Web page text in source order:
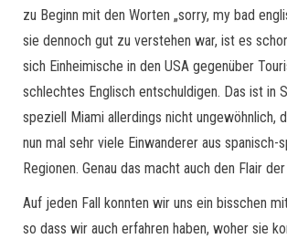
zu Beginn mit den Worten „sorry, my bad
sie dennoch gut zu verstehen war, ist es
sich Einheimische in den USA gegenüber
schlechtes Englisch entschuldigen. Das ist in
speziell Miami allerdings nicht ungewöhnlich,
nun mal sehr viele Einwanderer aus spanisch-
Regionen. Genau das macht auch den Flair
Auf jeden Fall konnten wir uns ein bisschen
so dass wir auch erfahren haben, woher sie